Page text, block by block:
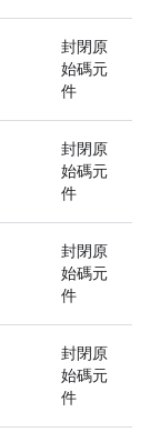
封閉原
始碼元
件
封閉原
始碼元
件
封閉原
始碼元
件
封閉原
始碼元
件